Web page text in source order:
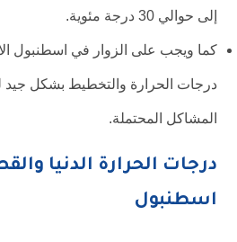
إلى حوالي 30 درجة مئوية.
كما ويجب على الزوار في اسطنبول
درجات الحرارة والتخطيط بشكل جيد
المشاكل المحتملة.
درجات الحرارة الدنيا
اسطنبول